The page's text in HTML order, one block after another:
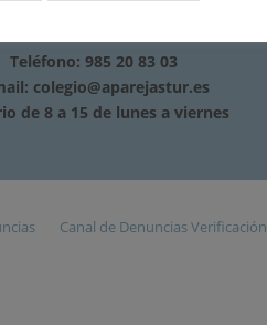
Teléfono: 985 20 83 03
colegio@aparejastur.es
de 8 a 15 de lunes a viernes
Canal de Denuncias Verificación